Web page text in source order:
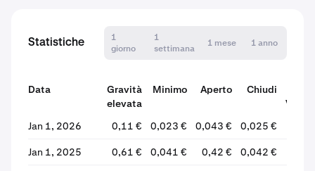
Statistiche
1
giorno
1
settimana
1 mese 1 anno
Data
Gravità
elevata
Minimo Aperto
Chiudi
Jan 1, 2026
0,11 € 0,023 € 0,043 € 0,025 €
Jan 1, 2025 0,61 € 0,041 € 0,42 € 0,042 €